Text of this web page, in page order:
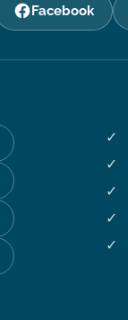
Facebook